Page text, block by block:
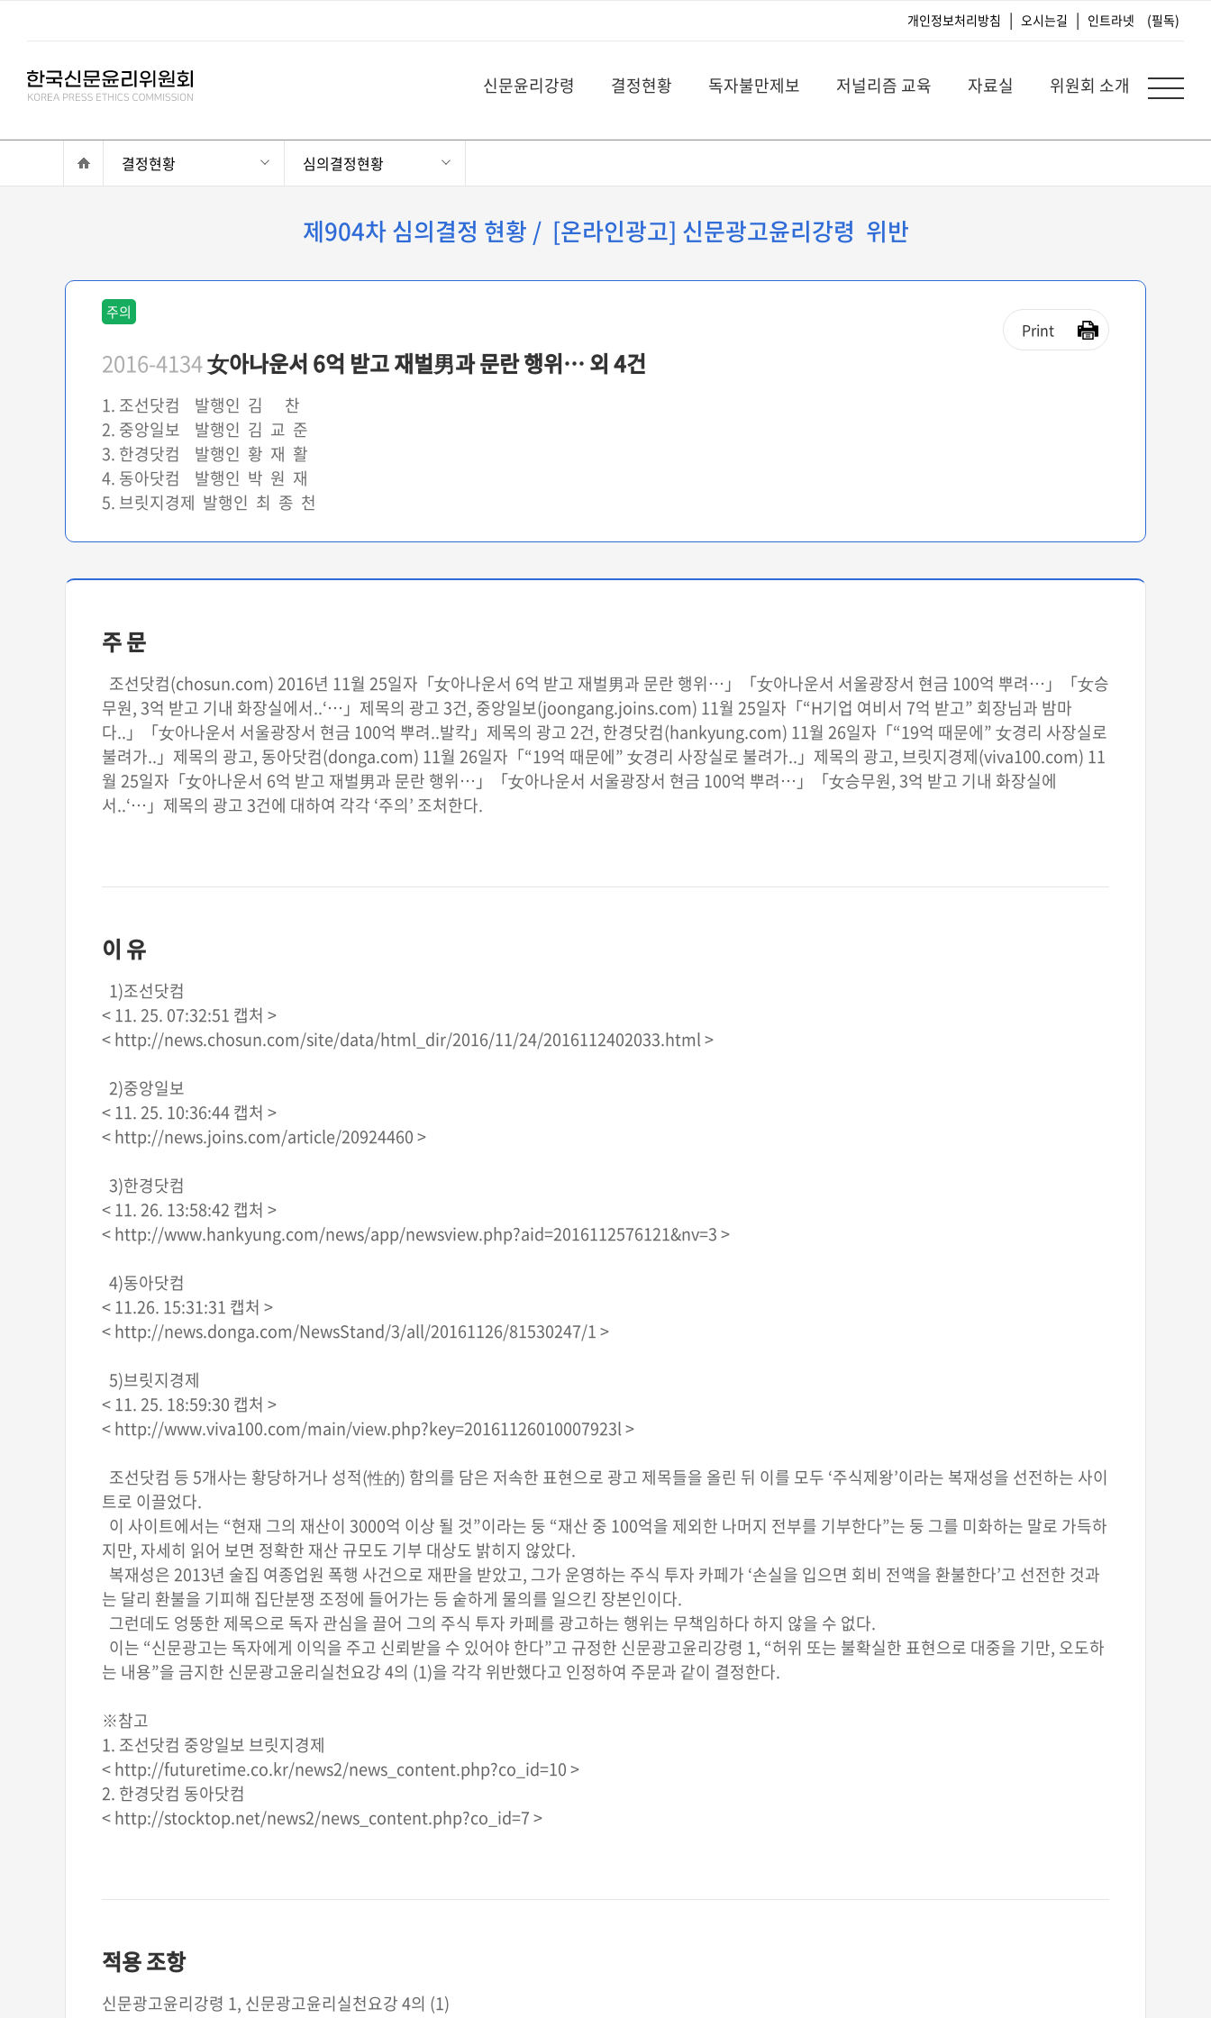
개인정보처리방침 | 오시는길 | 인트라넷 (필독)
신문윤리강령 결정현황 독자불만제보 저널리즘 교육 자료실 위원회 소개
결정현황 심의결정현황
제904차 심의결정 현황 / [온라인광고] 신문광고윤리강령 위반
주의
2016-4134女아나운서 6억 받고 재벌男과 문란 행위… 외 4건
1. 조선닷컴 발행인 김 찬
2. 중앙일보 발행인 김 교 준
3. 한경닷컴 발행인 황 재 활
4. 동아닷컴 발행인 박 원 재
5. 브릿지경제 발행인 최 종 천
Print
주 문
조선닷컴(chosun.com) 2016년 11월 25일자「女아나운서 6억 받고 재벌男과 문란 행위…」「女아나운서 서울광장서 현금 100억 뿌려…」「女승
무원, 3억 받고 기내 화장실에서..‘…」제목의 광고 3건, 중앙일보(joongang.joins.com) 11월 25일자「“H기업 여비서 7억 받고” 회장님과 밤마
다..」「女아나운서 서울광장서 현금 100억 뿌려..발칵」제목의 광고 2건, 한경닷컴(hankyung.com) 11월 26일자「“19억 때문에” 女경리 사장실로
불려가..」제목의 광고, 동아닷컴(donga.com) 11월 26일자「“19억 때문에” 女경리 사장실로 불려가..」제목의 광고, 브릿지경제(viva100.com) 11
월 25일자「女아나운서 6억 받고 재벌男과 문란 행위…」「女아나운서 서울광장서 현금 100억 뿌려…」「女승무원, 3억 받고 기내 화장실에
서..‘…」제목의 광고 3건에 대하여 각각 ‘주의’ 조처한다.
이 유
1)조선닷컴
< 11. 25. 07:32:51 캡처 >
< http://news.chosun.com/site/data/html_dir/2016/11/24/2016112402033.html >
2)중앙일보
< 11. 25. 10:36:44 캡처 >
< http://news.joins.com/article/20924460 >
3)한경닷컴
< 11. 26. 13:58:42 캡처 >
< http://www.hankyung.com/news/app/newsview.php?aid=2016112576121&nv=3 >
4)동아닷컴
< 11.26. 15:31:31 캡처 >
< http://news.donga.com/NewsStand/3/all/20161126/81530247/1 >
5)브릿지경제
< 11. 25. 18:59:30 캡처 >
< http://www.viva100.com/main/view.php?key=20161126010007923l >
조선닷컴 등 5개사는 황당하거나 성적(性的) 함의를 담은 저속한 표현으로 광고 제목들을 올린 뒤 이를 모두 ‘주식제왕’이라는 복재성을 선전하는 사이
트로 이끌었다.
이 사이트에서는 “현재 그의 재산이 3000억 이상 될 것”이라는 둥 “재산 중 100억을 제외한 나머지 전부를 기부한다”는 둥 그를 미화하는 말로 가득하
지만, 자세히 읽어 보면 정확한 재산 규모도 기부 대상도 밝히지 않았다.
복재성은 2013년 술집 여종업원 폭행 사건으로 재판을 받았고, 그가 운영하는 주식 투자 카페가 ‘손실을 입으면 회비 전액을 환불한다’고 선전한 것과
는 달리 환불을 기피해 집단분쟁 조정에 들어가는 등 숱하게 물의를 일으킨 장본인이다.
그런데도 엉뚱한 제목으로 독자 관심을 끌어 그의 주식 투자 카페를 광고하는 행위는 무책임하다 하지 않을 수 없다.
이는 “신문광고는 독자에게 이익을 주고 신뢰받을 수 있어야 한다”고 규정한 신문광고윤리강령 1, “허위 또는 불확실한 표현으로 대중을 기만, 오도하
는 내용”을 금지한 신문광고윤리실천요강 4의 (1)을 각각 위반했다고 인정하여 주문과 같이 결정한다.
※참고
1. 조선닷컴 중앙일보 브릿지경제
< http://futuretime.co.kr/news2/news_content.php?co_id=10 >
2. 한경닷컴 동아닷컴
< http://stocktop.net/news2/news_content.php?co_id=7 >
적용 조항
신문광고윤리강령 1, 신문광고윤리실천요강 4의 (1)